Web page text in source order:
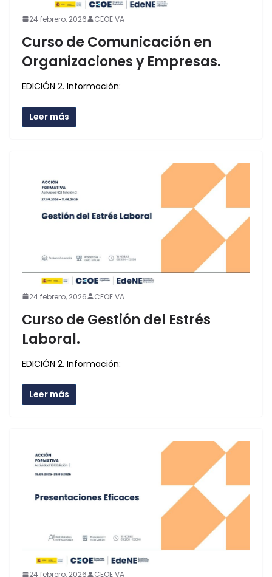
24 febrero, 2026 CEOE VA
Curso de Comunicación en
Organizaciones y Empresas.
EDICIÓN 2. Información:
Leer más
24 febrero, 2026 CEOE VA
Curso de Gestión del Estrés
Laboral.
EDICIÓN 2. Información:
Leer más
24 febrero, 2026 CEOE VA